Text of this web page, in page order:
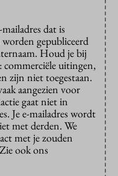
dat is
gepubliceerd
Houd je bij
commerciële uitingen,
zijn niet toegestaan.
aangezien voor
gaat niet in
Je e-mailadres wordt
met derden. We
met je zouden
ook ons